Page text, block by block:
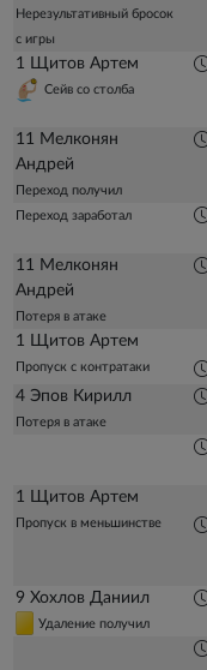
Нерезультативный бросок
с игры
1 Щитов Артем
Сейв со столба
11 Мелконян
Андрей
Переход получил
Переход заработал
11 Мелконян
Андрей
Потеря в атаке
1 Щитов Артем
Пропуск с контратаки
4 Эпов Кирилл
Потеря в атаке
1 Щитов Артем
Пропуск в меньшинстве
9 Хохлов Даниил
Удаление получил